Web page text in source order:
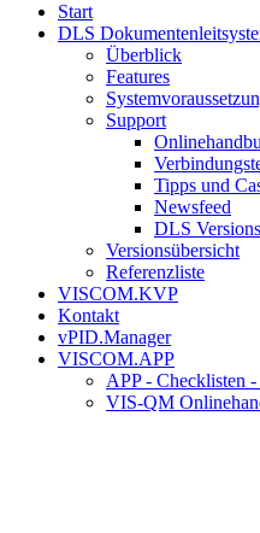
Start
DLS
Überblick
Features
Support
Tipps und
Newsfeed
DLS
Versionsübersicht
Referenzliste
VISCOM.KVP
Kontakt
vPID.Manager
VISCOM.APP
APP - Checklisten
VIS-QM